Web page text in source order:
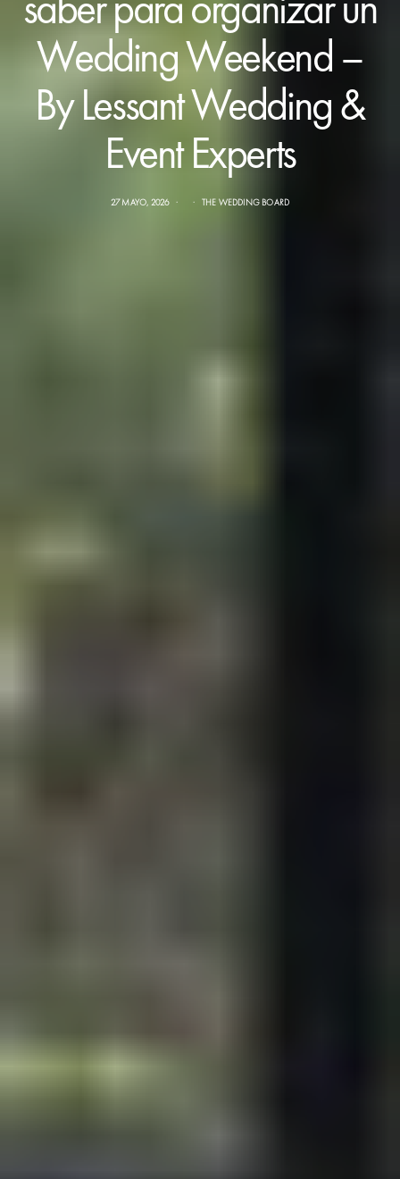
Wedding Weekend –
By Lessant Wedding &
Event Experts
27 MAYO, 2026 THE WEDDING BOARD